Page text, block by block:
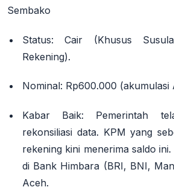
Sembako
Status: Cair (Khusus
Rekening).
Nominal: Rp600.000 (akumulasi
Kabar Baik: Pemerintah
rekonsiliasi data. KPM yang
rekening kini menerima saldo
di Bank Himbara (BRI, BNI,
Aceh.